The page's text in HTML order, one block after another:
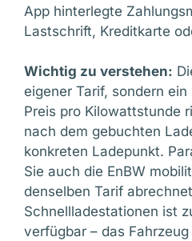
App hinterlegte
Lastschrift, Kreditkarte
Wichtig zu verstehen:
eigener Tarif, sondern
Preis pro Kilowattstunde
nach dem gebuchten
konkreten Ladepunkt.
Sie auch die EnBW
denselben Tarif
Schnellladestationen ist
verfügbar – das